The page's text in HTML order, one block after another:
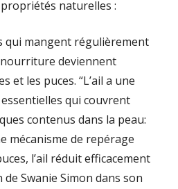
naturelles :
qui mangent régulièrement
deviennent
et les puces. “L’ail a une
qui couvrent
contenus dans la peau:
mécanisme de repérage
l’ail réduit efficacement
Swanie Simon dans son